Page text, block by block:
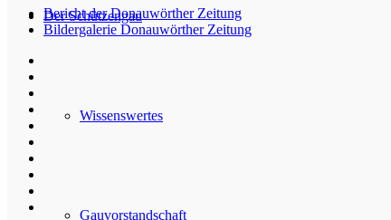
Der Schützengau
Wissenswertes
Gauvorstandschaft
Bericht der Donauwörther Zeitung
Bildergalerie Donauwörther Zeitung